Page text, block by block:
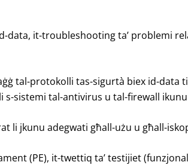
it-troubleshooting ta’ problemi
tal-protokolli tas-sigurtà biex id-data
s-sistemi tal-antivirus u tal-firewall
li jkunu adegwati għall-użu u għall-
(PE), it-twettiq ta’ testijiet